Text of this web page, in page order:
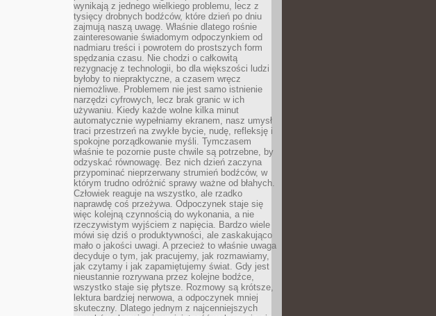
wynikają z jednego wielkiego problemu, lecz z
tysięcy drobnych bodźców, które dzień po dniu
zajmują naszą uwagę. Właśnie dlatego rośnie
zainteresowanie świadomym odpoczynkiem od
nadmiaru treści i powrotem do prostszych form
spędzania czasu. Nie chodzi o całkowitą
rezygnację z technologii, bo dla większości ludzi
byłoby to niepraktyczne, a czasem wręcz
niemożliwe. Problemem nie jest samo istnienie
narzędzi cyfrowych, lecz brak granic w ich
używaniu. Kiedy każde wolne kilka minut
automatycznie wypełniamy ekranem, nasz umysł
traci przestrzeń na zwykłe bycie, nudę, refleksję i
spokojne porządkowanie myśli. Tymczasem
właśnie te pozornie puste chwile są potrzebne, by
odzyskać równowagę. Bez nich dzień zaczyna
przypominać nieprzerwany strumień bodźców, w
którym trudno odróżnić sprawy ważne od błahych.
Człowiek reaguje na wszystko, ale rzadko
naprawdę coś przeżywa. Odpoczynek staje się
więc kolejną czynnością do wykonania, a nie
rzeczywistym wyjściem z napięcia. Bardzo wiele
mówi się dziś o produktywności, ale zaskakująco
mało o jakości uwagi. A przecież to właśnie uwaga
decyduje o tym, jak pracujemy, jak rozmawiamy,
jak czytamy i jak zapamiętujemy świat. Gdy jest
nieustannie rozrywana przez kolejne bodźce,
wszystko staje się płytsze. Rozmowy są krótsze,
lektura bardziej nerwowa, a odpoczynek mniej
skuteczny. Dlatego jednym z najcenniejszych